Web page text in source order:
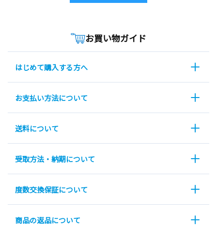
お買い物ガイド
はじめて購入する方へ
お支払い方法について
送料について
受取方法・納期について
度数交換保証について
商品の返品について